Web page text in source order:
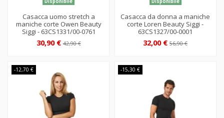
Disponibile
Casacca uomo stretch a
maniche corte Owen Beauty
Siggi - 63CS1331/00-0761
30,90 €42,90 €
Disponibile
Casacca da donna a maniche
corte Loren Beauty Siggi -
63CS1327/00-0001
32,00 €56,90 €
-12,70 € -15,30 €